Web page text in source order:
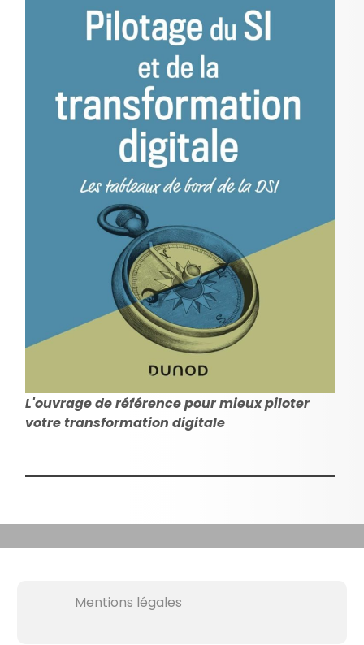
L'ouvrage de référence pour mieux piloter
votre transformation digitale
Mentions légales